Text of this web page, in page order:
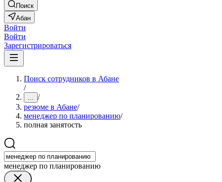
Поиск
Абан
Войти
Войти
Зарегистрироваться
Поиск сотрудников в Абане
/
... /
резюме в Абане/
менеджер по планированию/
полная занятость
менеджер по планированию